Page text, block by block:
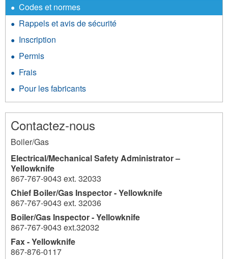
Codes et normes
Rappels et avis de sécurité
Inscription
Permis
Frais
Pour les fabricants
Contactez-nous
Boiler/Gas
Electrical/Mechanical Safety Administrator –
Yellowknife
867-767-9043 ext. 32033
Chief Boiler/Gas Inspector - Yellowknife
867-767-9043 ext. 32036
Boiler/Gas Inspector - Yellowknife
867-767-9043 ext.32032
Fax - Yellowknife
867-876-0117